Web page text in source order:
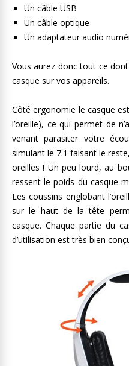
Un câble USB
Un câble optique
Un adaptateur audio
Vous aurez donc tout ce
casque sur vos appareils.
Côté ergonomie le casque
l’oreille), ce qui permet de
venant parasiter votre
simulant le 7.1 faisant le
oreilles ! Un peu lourd, au
ressent le poids du casque
Les coussins englobant
sur le haut de la tête
casque. Chaque partie du
d’utilisation est très bien